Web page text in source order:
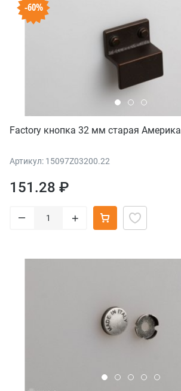
-60%
Factory кнопка 32 мм старая Америка
Артикул: 15097Z03200.22
151.28 ₽
– +